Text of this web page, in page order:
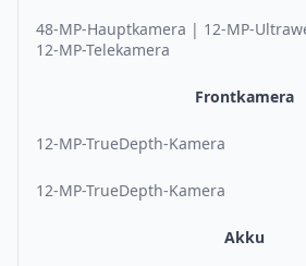
48-MP-Hauptkamera | 12-MP-
12-MP-Telekamera
Frontkamera
12-MP-TrueDepth-Kamera
12-MP-TrueDepth-Kamera
Akku